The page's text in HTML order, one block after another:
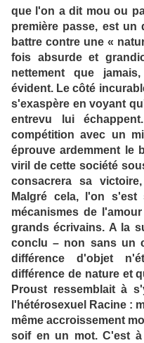
que l'on a dit mou ou
première passe, est un
battre contre une «
fois absurde et
nettement que
évident. Le côté
s'exaspère en voyant
entrevu lui
compétition avec un
éprouve ardemment le
viril de cette société
consacrera sa
Malgré cela, l'on
mécanismes de
grands écrivains. A la
conclu – non sans un
différence d'objet
différence de nature et
Proust ressemblait à
l'hétérosexuel Racine :
même accroissement
soif en un mot. C'est